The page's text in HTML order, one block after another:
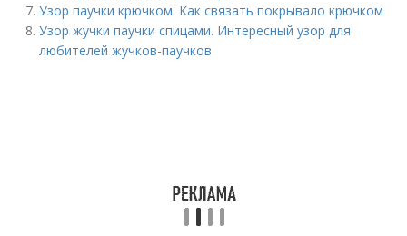
Узор паучки крючком. Как связать покрывало крючком
Узор жучки паучки спицами. Интересный узор для
любителей жучков-паучков